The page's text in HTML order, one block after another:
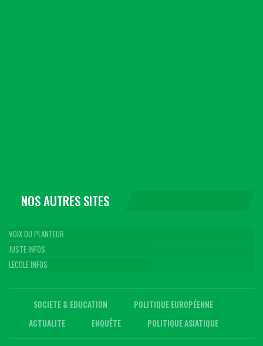
NOS AUTRES SITES
VOIX DU PLANTEUR
JUSTE INFOS
LECOLE INFOS
SOCIETE & EDUCATION
POLITIQUE EUROPÉENNE
ACTUALITE
ENQUÊTE POLITIQUE ASIATIQUE